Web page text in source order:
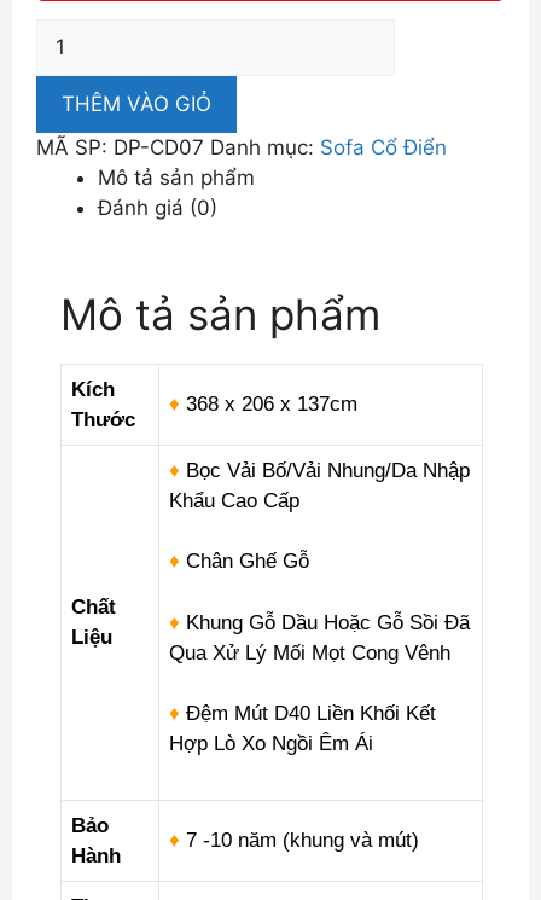
Sofa
Đậm
Chất
Châu
CD07
lượng
THÊM VÀO GIỎ
MÃ SP: DP-CD07 Danh mục: Sofa Cổ Điển
Mô tả sản phẩm
Đánh giá (0)
Mô tả sản phẩm
Kích
Thước
♦ 368 x 206 x 137cm
Chất
Liệu
♦ Bọc Vải Bố/Vải Nhung/Da Nhập
Khẩu Cao Cấp
♦ Chân Ghế Gỗ
♦ Khung Gỗ Dầu Hoặc Gỗ Sồi Đã
Qua Xử Lý Mối Mọt Cong Vênh
♦ Đệm Mút D40 Liền Khối Kết
Hợp Lò Xo Ngồi Êm Ái
Bảo
Hành
♦ 7 -10 năm (khung và mút)